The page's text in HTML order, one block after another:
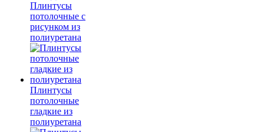
Плинтусы
потолочные с
рисунком из
полиуретана
Плинтусы
потолочные
гладкие из
полиуретана